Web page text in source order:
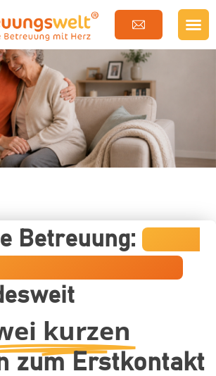
Betreuung: Kreis
Wilhelmshaven
kurzen
zum Erstkontakt